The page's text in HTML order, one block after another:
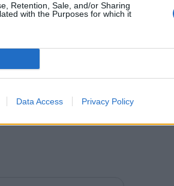
Retention, Sale, and/or Sharing
with the Purposes for which it
Data Access Privacy Policy